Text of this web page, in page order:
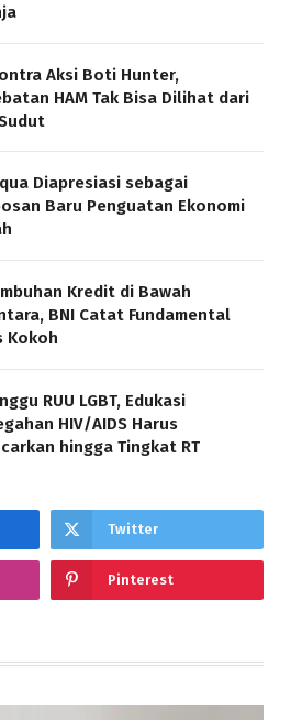
Aksi Boti Hunter,
HAM Tak Bisa Dilihat dari
Diapresiasi sebagai
Baru Penguatan Ekonomi
Kredit di Bawah
BNI Catat Fundamental
Kokoh
RUU LGBT, Edukasi
HIV/AIDS Harus
hingga Tingkat RT
Twitter
Pinterest